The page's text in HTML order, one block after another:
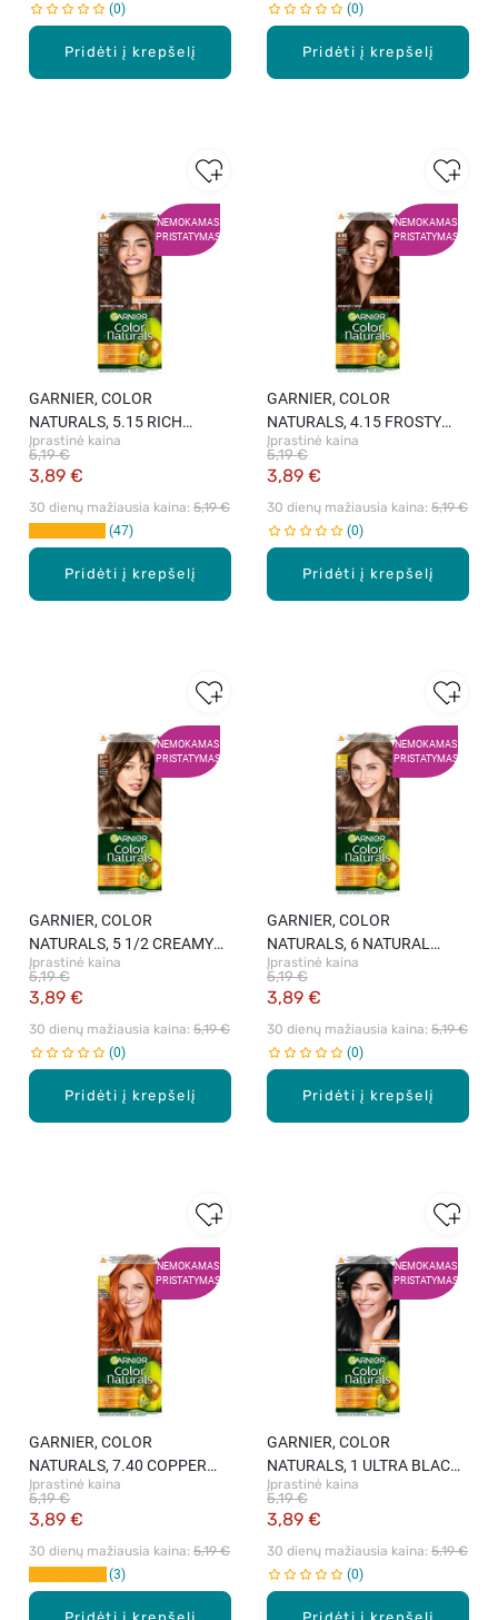
Pridėti į krepšelį
0
Pridėti į krepšelį
0
NEMOKAMAS
PRISTATYMAS
Pridėti į krepšelį
GARNIER, COLOR
NATURALS, 5.15 RICH
CHOCOLATE, maitinamieji
plaukų dažai, 1 vnt.
Įprastinė kaina
3,89 €
5,19 €
30 dienų mažiausia kaina: 5,19 €
47
NEMOKAMAS
PRISTATYMAS
Pridėti į krepšelį
GARNIER, COLOR
NATURALS, 4.15 FROSTY
DARK MAHOGANY,
maitinamieji plaukų dažai, 1
Įprastinė kaina
3,89 €
5,19 €
30 dienų mažiausia kaina: 5,19 €
0
NEMOKAMAS
PRISTATYMAS
Pridėti į krepšelį
GARNIER, COLOR
NATURALS, 5 1/2 CREAMY
COFFEE, maitinamieji plaukų
dažai, 1 vnt.
Įprastinė kaina
3,89 €
5,19 €
30 dienų mažiausia kaina: 5,19 €
0
NEMOKAMAS
PRISTATYMAS
Pridėti į krepšelį
GARNIER, COLOR
NATURALS, 6 NATURAL
MEDIUM BLONDE,
maitinamieji plaukų dažai, 1
Įprastinė kaina
3,89 €
5,19 €
30 dienų mažiausia kaina: 5,19 €
0
NEMOKAMAS
PRISTATYMAS
GARNIER, COLOR
NATURALS, 7.40 COPPER
PASSION, maitinamieji
plaukų dažai, 1 vnt.
Įprastinė kaina
3,89 €
5,19 €
30 dienų mažiausia kaina: 5,19 €
3
NEMOKAMAS
PRISTATYMAS
GARNIER, COLOR
NATURALS, 1 ULTRA BLACK,
maitinamieji plaukų dažai, 1
vnt.
Įprastinė kaina
3,89 €
5,19 €
30 dienų mažiausia kaina: 5,19 €
0